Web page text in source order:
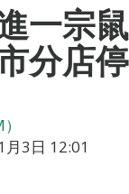
一宗
分店
月3日 12:01